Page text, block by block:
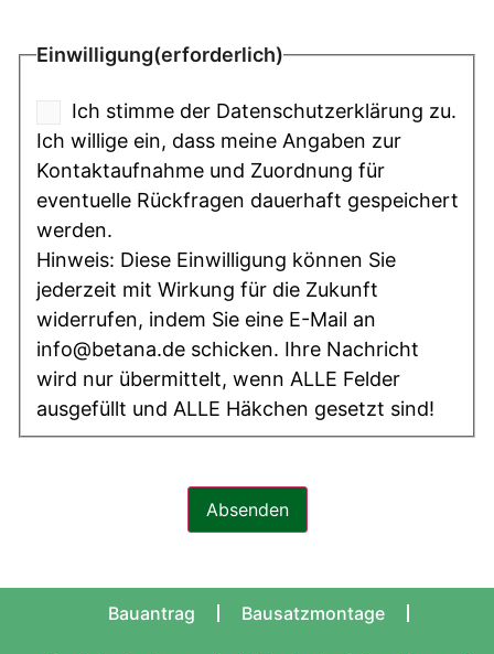
Einwilligung(erforderlich)
Ich stimme der Datenschutzerklärung zu.
Ich willige ein, dass meine Angaben zur
Kontaktaufnahme und Zuordnung für
eventuelle Rückfragen dauerhaft gespeichert
werden.
Hinweis: Diese Einwilligung können Sie
jederzeit mit Wirkung für die Zukunft
widerrufen, indem Sie eine E-Mail an
info@betana.de schicken. Ihre Nachricht
wird nur übermittelt, wenn ALLE Felder
ausgefüllt und ALLE Häkchen gesetzt sind!
Absenden
Bauantrag Bausatzmontage